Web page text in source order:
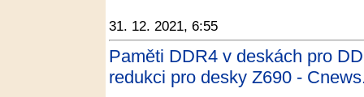
31. 12. 2021, 6:55
Paměti DDR4 v deskách pro
redukci pro desky Z690 -